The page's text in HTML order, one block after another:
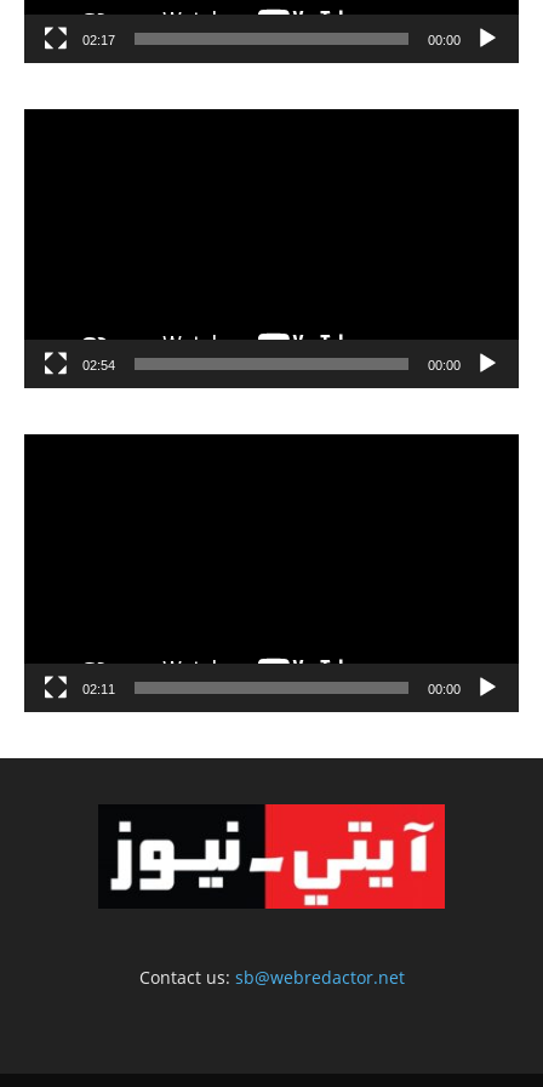
00:00
02:17
00:00
02:54
00:00
02:11
Contact us: sb@webredactor.net